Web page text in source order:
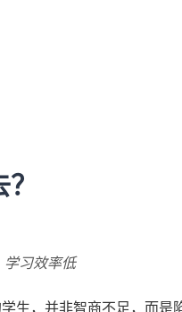
学习效率低
生，并非智商不足，而是